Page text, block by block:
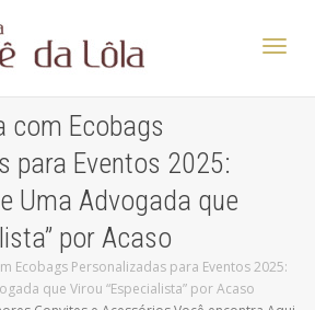
com Ecobags
para Eventos 2025:
Uma Advogada que
por Acaso
Ecobags Personalizadas para Eventos 2025:
que Virou “Especialista” por Acaso